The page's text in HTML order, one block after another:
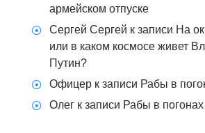
армейском отпуске
Сергей Сергей к записи На
или в каком космосе живет
Путин?
Офицер к записи Рабы в
Олег к записи Рабы в погонах